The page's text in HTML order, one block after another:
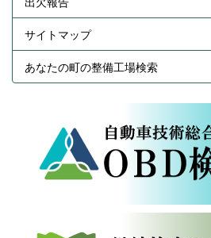
サイトマップ
あなたの町の整備工場検索